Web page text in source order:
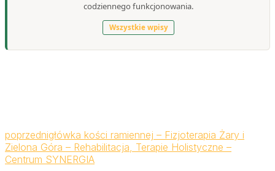
codziennego funkcjonowania.
Wszystkie wpisy
poprzednigłówka kości ramiennej – Fizjoterapia Żary i
Zielona Góra – Rehabilitacja, Terapie Holistyczne –
Centrum SYNERGIA